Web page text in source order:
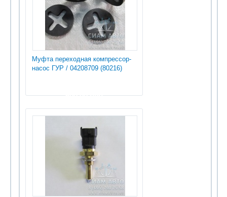
Муфта переходная компрессор-
насос ГУР / 04208709 (80216)
600.00 руб